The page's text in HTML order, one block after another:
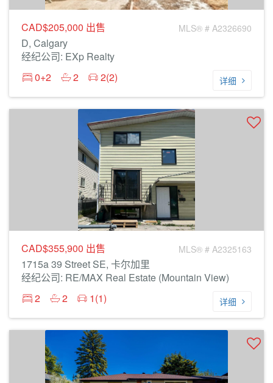
CAD$205,000 出售 MLS® # A2326690
D, Calgary
经纪公司: EXp Realty
0+2
2 2(2) 详细
CAD$355,900 出售 MLS® # A2325163
1715a 39 Street SE, 卡尔加里
经纪公司: RE/MAX Real Estate (Mountain View)
2
2 1(1) 详细